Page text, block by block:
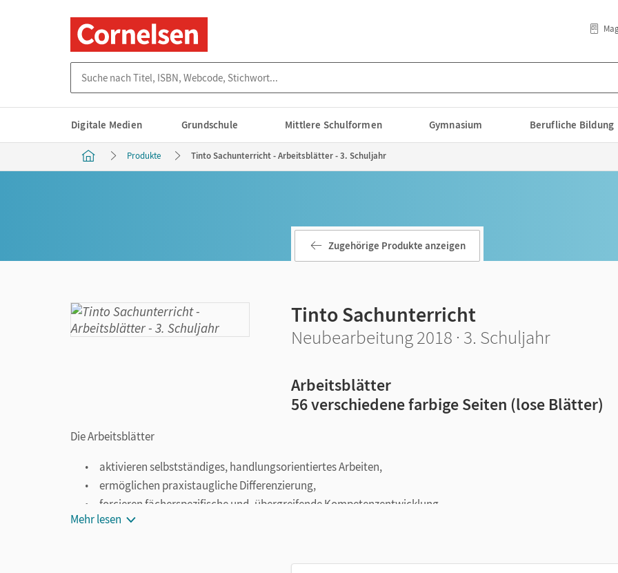
Digitale Medien Grundschule Mittlere Schulformen Gymnasium Berufliche Bildung
Produkte Tinto Sachunterricht - Arbeitsblätter - 3. Schuljahr
Zugehörige Produkte anzeigen
Tinto Sachunterricht
Neubearbeitung 2018 · 3. Schuljahr
Arbeitsblätter
56 verschiedene farbige Seiten (lose Blätter)
Die Arbeitsblätter
aktivieren selbstständiges, handlungsorientiertes Arbeiten,
ermöglichen praxistaugliche Differenzierung,
forcieren fächerspezifische und -übergreifende Kompetenzentwicklung,
fördern Sprachbildung im Sachunterricht,
Mehr lesen